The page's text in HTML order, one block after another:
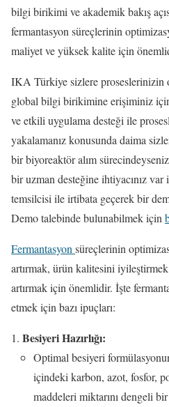
bilgi birikimi ve akademik bakış
fermantasyon süreçlerinin
maliyet ve yüksek kalite için
IKA Türkiye sizlere proseslerinizin
global bilgi birikimine erişiminiz
ve etkili uygulama desteği ile
yakalamanız konusunda daima
bir biyoreaktör alım
bir uzman desteğine ihtiyacınız var
temsilcisi ile irtibata geçerek bir
Demo talebinde bulunabilmek için
Fermantasyon süreçlerinin
artırmak, ürün kalitesini
artırmak için önemlidir. İşte
etmek için bazı ipuçları:
Besiyeri Hazırlığı:
Optimal besiyeri
içindeki karbon, azot, fosfor,
maddeleri miktarını dengeli